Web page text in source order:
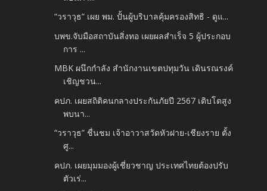
“วราวุธ” เผย พม. ปั้นผู้บริบาลคุ้มครองสิทธิ - ดูแ...
บพข.จับมือสถาบันสิ่งทอ เผยผลสำเร็จ 5 ผู้ประกอบ
การ ...
MBK ผนึกกำลัง สำนักงานเขตปทุมวัน เดินรณรงค์
เชิญชวน...
คปภ. เผยสถิติคนกลางประกันภัยปี 2567 เติบโตสูง
พบนา...
“วราวุธ” ชื่นชม เจ้าอาวาสวัดหัวฝาย-เชียงราย ตั้ง
ศู...
คปภ. เผยมุมมองผู้เชี่ยวชาญ ประเทศไทยต้องปรับ
ตัวเร่...